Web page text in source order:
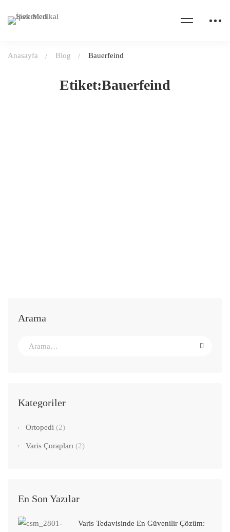
Etiket:Bauerfeind
Anasayfa Blog Bauerfeind
Arama
Kategoriler
Ortopedi (2)
Varis Çorapları (2)
En Son Yazılar
Varis Tedavisinde En Güvenilir Çözüm: